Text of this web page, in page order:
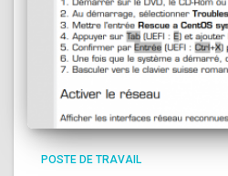
POSTE DE TRAVAIL